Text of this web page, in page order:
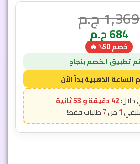
1,369ج.م
684ج.م
خصم 50% 🔥
42 دقيقة و 50 ثانية
1
7